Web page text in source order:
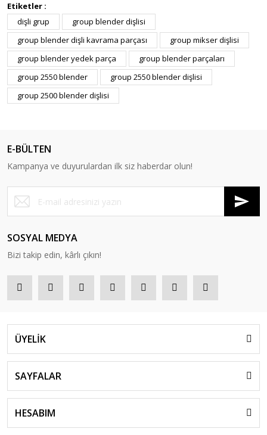
Etiketler :
dişli grup
group blender dişlisi
group blender dişli kavrama parçası
group mikser dişlisi
group blender yedek parça
group blender parçaları
group 2550 blender
group 2550 blender dişlisi
group 2500 blender dişlisi
E-BÜLTEN
Kampanya ve duyurulardan ilk siz haberdar olun!
SOSYAL MEDYA
Bizi takip edin, kârlı çıkın!
ÜYELİK
SAYFALAR
HESABIM